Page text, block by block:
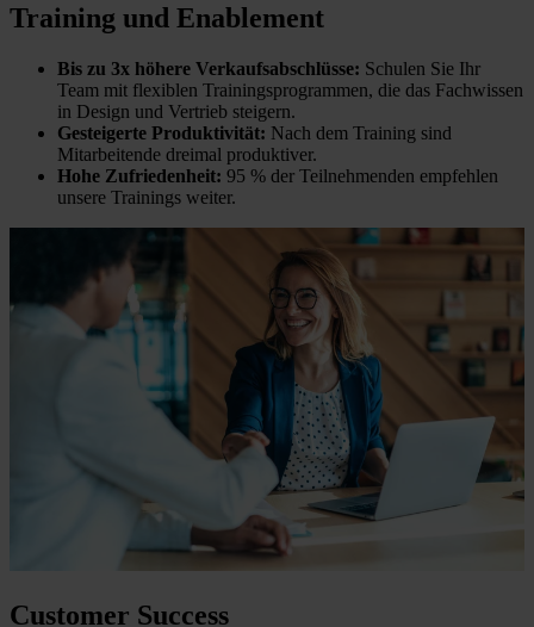
Training und Enablement
Bis zu 3x höhere Verkaufsabschlüsse: Schulen Sie Ihr
Team mit flexiblen Trainingsprogrammen, die das Fachwissen
in Design und Vertrieb steigern.
Gesteigerte Produktivität: Nach dem Training sind
Mitarbeitende dreimal produktiver.
Hohe Zufriedenheit: 95 % der Teilnehmenden empfehlen
unsere Trainings weiter.
Customer Success